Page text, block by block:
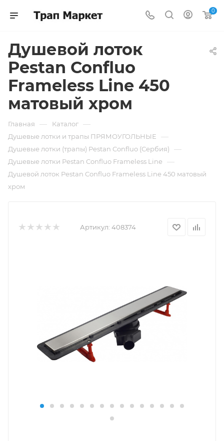
0
Душевой лоток
Pestan Confluo
Frameless Line 450
матовый хром
Главная — Каталог —
Душевые лотки и трапы ПРЯМОУГОЛЬНЫЕ —
Душевые лотки (трапы) Pestan Confluo (Сербия) —
Душевые лотки Pestan Confluo Frameless Line —
Душевой лоток Pestan Confluo Frameless Line 450 матовый
хром
Артикул: 408374